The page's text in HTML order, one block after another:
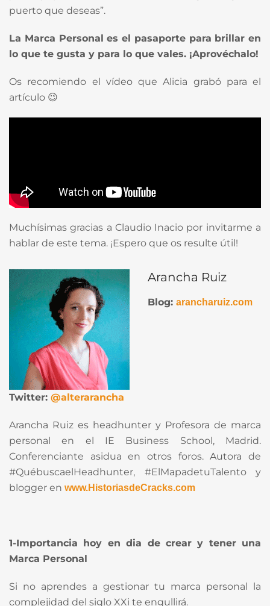
puerto que deseas”.
La Marca Personal es el pasaporte para brillar en
lo que te gusta y para lo que vales. ¡Aprovéchalo!
Os recomiendo el vídeo que Alicia grabó para el
artículo 😉
Muchísimas gracias a Claudio Inacio por invitarme a
hablar de este tema. ¡Espero que os resulte útil!
Arancha Ruiz
Blog: arancharuiz.com
Twitter: @alterarancha
Arancha Ruiz es headhunter y Profesora de marca
personal en el IE Business School, Madrid.
Conferenciante asidua en otros foros. Autora de
#QuébuscaelHeadhunter, #ElMapadetuTalento y
blogger en www.HistoriasdeCracks.com
1-Importancia hoy en dia de crear y tener una
Marca Personal
Si no aprendes a gestionar tu marca personal la
complejidad del siglo XXi te engullirá.